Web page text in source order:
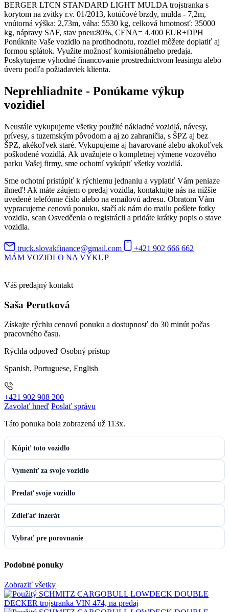
BERGER LTCN STANDARD LIGHT MULDA trojstranka s
korytom na zvitky r.v. 01/2013, kotúčové brzdy, mulda - 7,2m,
vnútorná výška: 2,73m, váha: 5530 kg, celková hmotnosť: 35000
kg, nápravy SAF, stav pneu:80%, CENA= 4.400 EUR+DPH
Ponúknite Vaše vozidlo na protihodnotu, rozdiel môžete doplatiť aj
formou splátok. Využite možnosť komisionálneho predaja.
Poskytujeme výhodné financovanie prostredníctvom leasingu alebo
úveru podľa požiadaviek klienta.
Neprehliadnite - Ponúkame výkup
vozidiel
Neustále vykupujeme všetky použité nákladné vozidlá, návesy,
prívesy, s tuzemským pôvodom a aj zo zahraničia, s ŠPZ aj bez
ŠPZ, akékoľvek staré. Vykupujeme aj havarované alebo akokoľvek
poškodené vozidlá. Ak uvažujete o kompletnej výmene vozového
parku Vašej firmy, sme ochotní vykúpiť všetky vozidlá.
Sme ochotní pristúpiť k rýchlemu jednaniu a vyplatiť Vám peniaze
ihneď! Ak máte záujem o predaj vozidla, kontaktujte nás na nižšie
uvedené telefónne číslo alebo na emailovú adresu. Obratom Vám
vypracujeme cenovú ponuku, stačí ak nám do mailu pošlete fotky
vozidla, scan Osvedčenia o registrácii a pridáte krátky popis o stave
vozidla.
truck.slovakfinance@gmail.com
+421 902 666 662
MÁM VOZIDLO NA VÝKUP
Váš predajný kontakt
Saša Perutková
Získajte rýchlu cenovú ponuku a dostupnosť do 30 minút počas
pracovného času.
Rýchla odpoveď Osobný prístup
Spanish, Portuguese, English
+421 902 908 200
Zavolať hneď Poslať správu
Táto ponuka bola zobrazená už 113x.
Kúpiť toto vozidlo
Vymeniť za svoje vozidlo
Predať svoje vozidlo
Zdieľať inzerát
Vybrať pre porovnanie
Podobné ponuky
Zobraziť všetky